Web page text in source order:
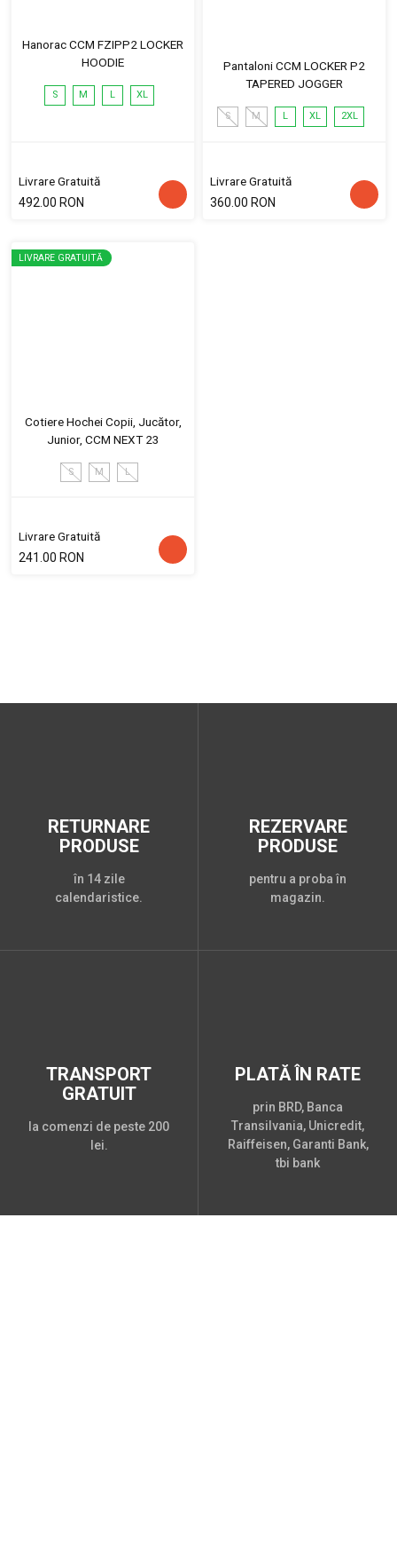
Hanorac CCM FZIPP2 LOCKER
HOODIE
S M L XL
Livrare Gratuită
492.00 RON
Pantaloni CCM LOCKER P2
TAPERED JOGGER
S M L XL 2XL
Livrare Gratuită
360.00 RON
LIVRARE GRATUITĂ
Cotiere Hochei Copii, Jucător,
Junior, CCM NEXT 23
S M L
Livrare Gratuită
241.00 RON
RETURNARE
PRODUSE
în 14 zile
calendaristice.
REZERVARE
PRODUSE
pentru a proba în
magazin.
TRANSPORT
GRATUIT
la comenzi de peste 200
lei.
PLATĂ ÎN RATE
prin BRD, Banca
Transilvania, Unicredit,
Raiffeisen, Garanti Bank,
tbi bank